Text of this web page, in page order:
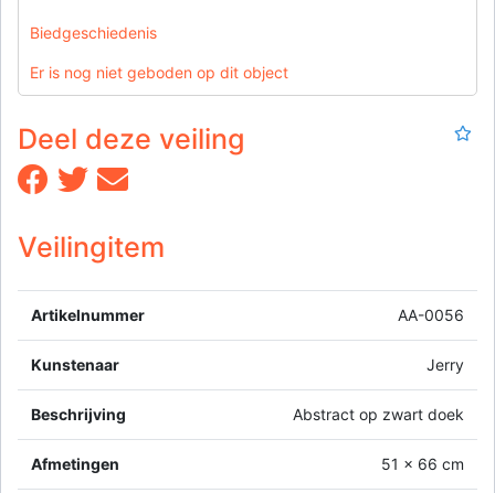
Biedgeschiedenis
Er is nog niet geboden op dit object
Deel deze veiling
Veilingitem
Artikelnummer AA-0056
Kunstenaar Jerry
Beschrijving Abstract op zwart doek
Afmetingen 51 x 66 cm